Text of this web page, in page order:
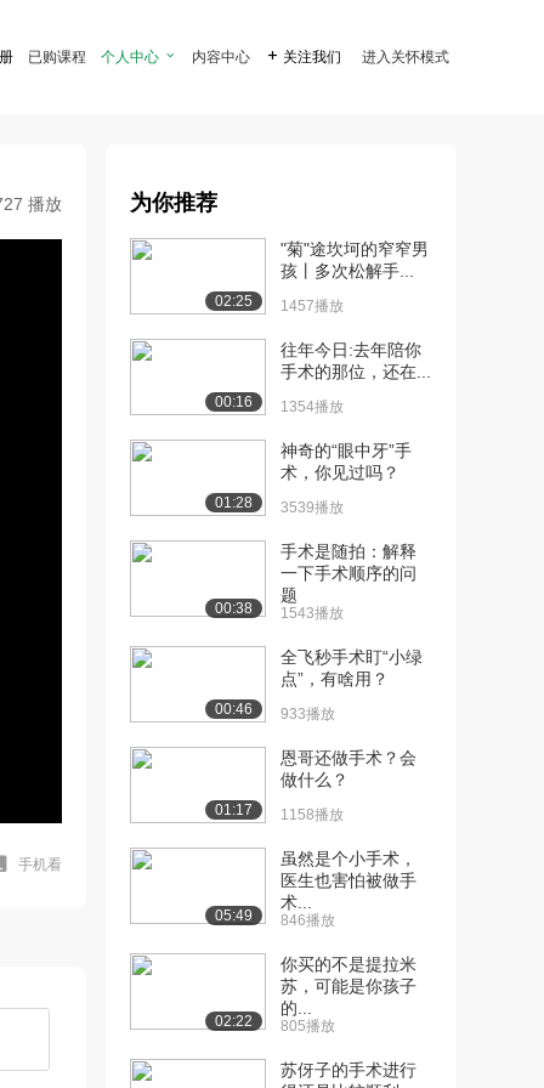
已购课程 个人中心  内容中心  关注我们 进入关怀模式
播放
手机看
为你推荐
02:25
"菊"途坎坷的窄窄男
孩丨多次松解手...
1457播放
00:16
往年今日:去年陪你
手术的那位，还在...
1354播放
01:28
神奇的“眼中牙”手
术，你见过吗？
3539播放
00:38
手术是随拍：解释
一下手术顺序的问
题
1543播放
00:46
全飞秒手术盯“小绿
点”，有啥用？
933播放
01:17
恩哥还做手术？会
做什么？
1158播放
05:49
虽然是个小手术，
医生也害怕被做手
术...
846播放
02:22
你买的不是提拉米
苏，可能是你孩子
的...
805播放
苏伢子的手术进行